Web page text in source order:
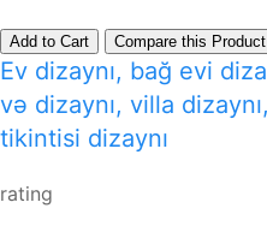
Add to Cart Compare this Product
Ev dizaynı, bağ evi
və dizaynı, villa
tikintisi dizaynı
rating